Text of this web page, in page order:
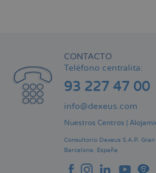
CONTACTO
Teléfono centralita:
93 227 47 00
info@dexeus.com
Nuestros Centros
Consultorio Dexeus S.A.P.
Barcelona. España